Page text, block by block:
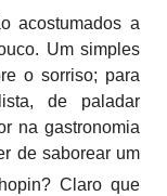
acostumados a
Um simples
o sorriso; para
de paladar
na gastronomia
de saborear um
Claro que